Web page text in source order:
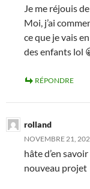
Je me réjouis
Moi, j’ai
ce que je vais
des enfants lol
RÉPONDRE
rolland
NOVEMBRE 21,
hâte d’en
nouveau projet